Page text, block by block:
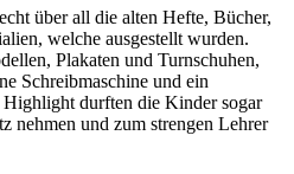
über all die alten Hefte, Bücher,
welche ausgestellt wurden.
Plakaten und Turnschuhen,
Schreibmaschine und ein
durften die Kinder sogar
nehmen und zum strengen Lehrer